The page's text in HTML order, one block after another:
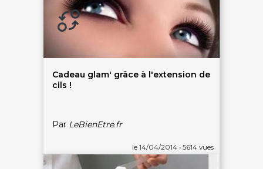
le 14/04/2014 • 5614 vues
Cadeau glam' grâce à l'extension de
cils !
Par LeBienEtre.frLes avis 100% certifiés
On vous aide - FAQ